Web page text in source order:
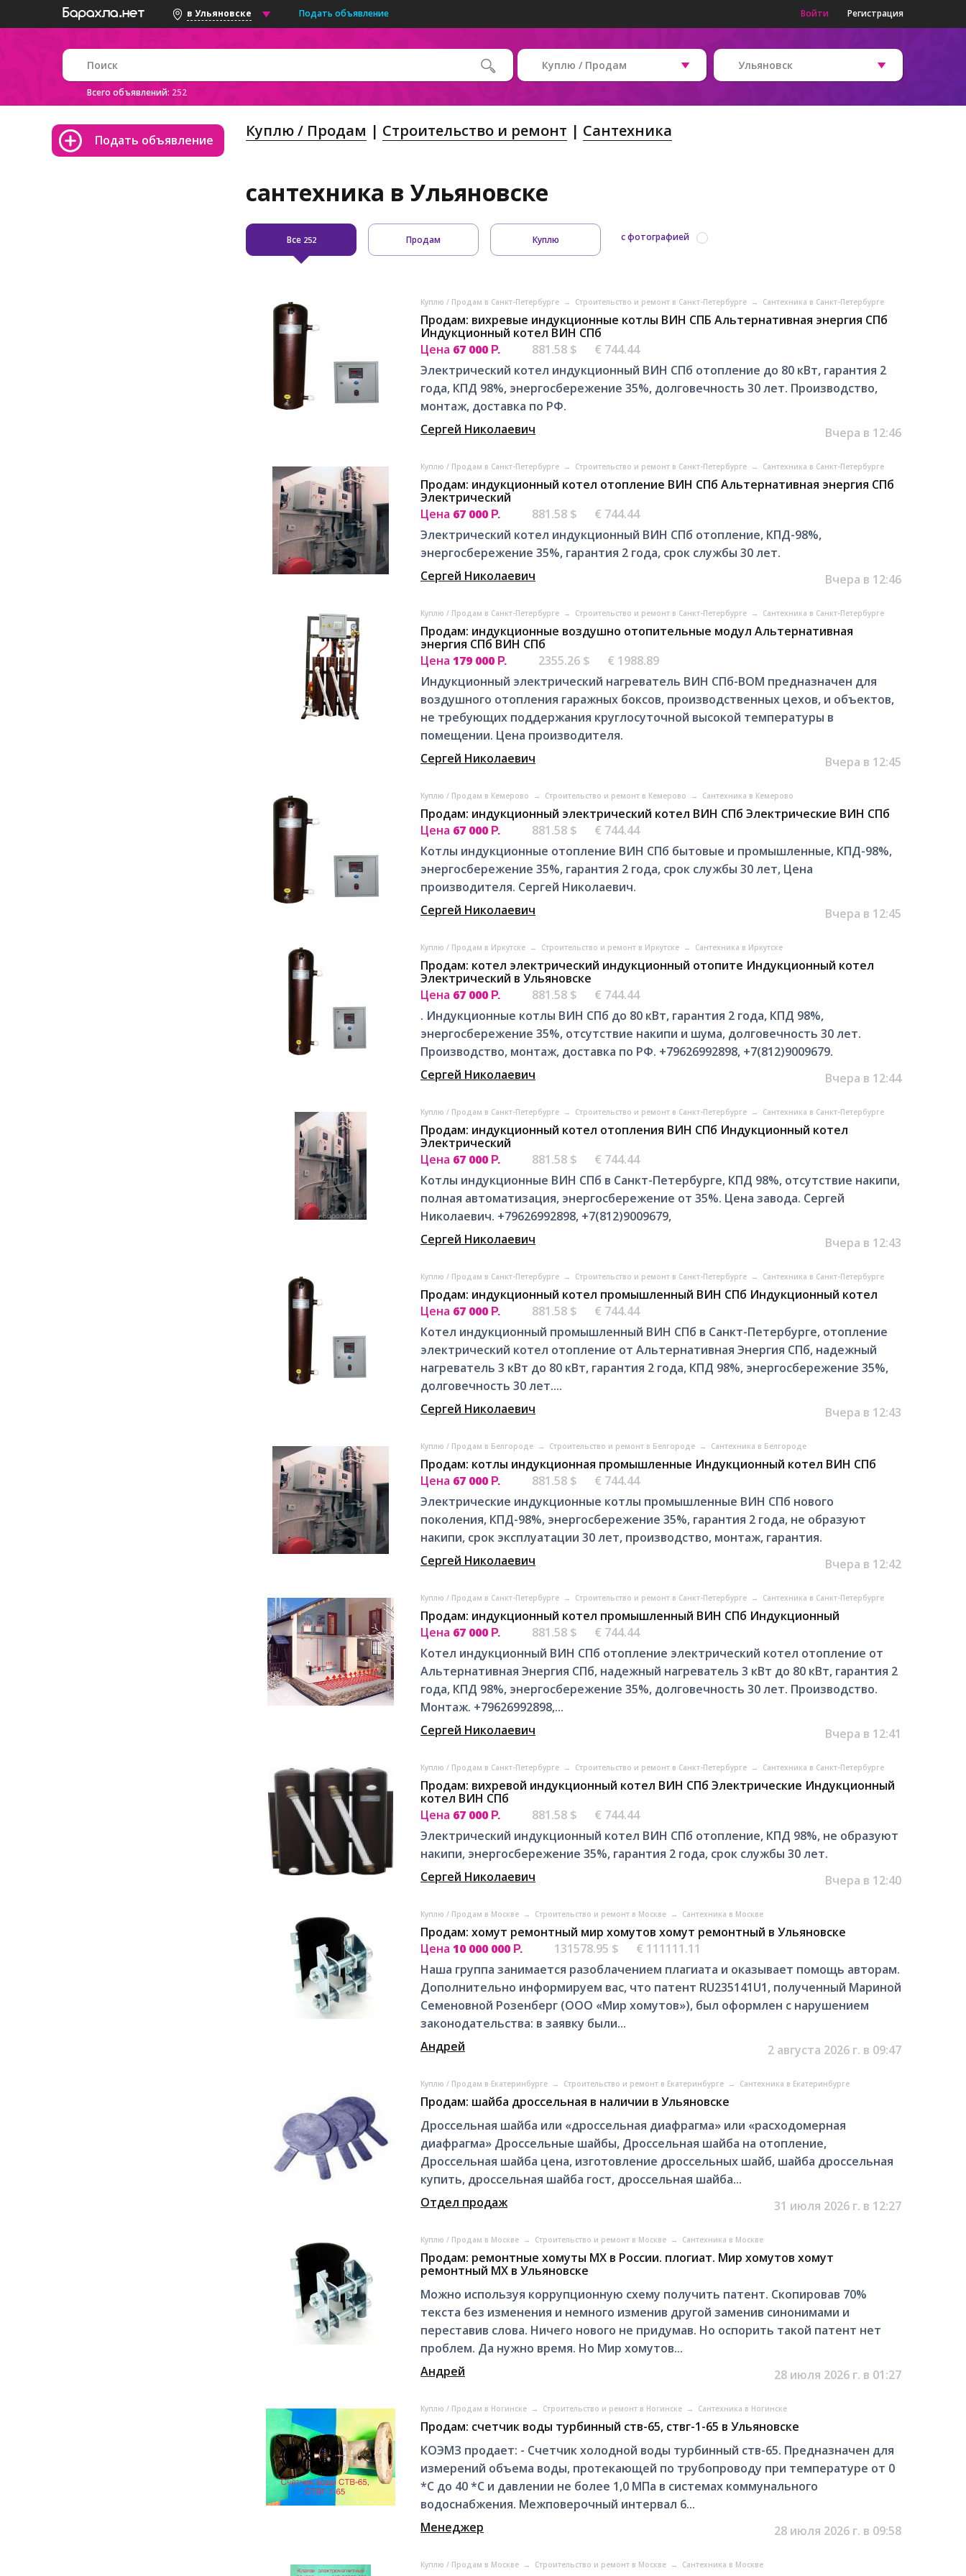
в Ульяновске Подать объявление Войти Регистрация
Всего объявлений: 252
Куплю / Продам Ульяновск
Подать объявление Куплю / Продам Строительство и ремонт Сантехника
сантехника в Ульяновске
Все 252 Продам Куплю с фотографией
Куплю / Продам в Санкт-Петербурге → Строительство и ремонт в Санкт-Петербурге → Сантехника в Санкт-Петербурге
Продам: вихревые индукционные котлы ВИН СПБ Альтернативная энергия СПб
Индукционный котел ВИН СПб
Цена 67 000 Р. 881.58 $
€ 744.44
Электрический котел индукционный ВИН СПб отопление до 80 кВт, гарантия 2
года, КПД 98%, энергосбережение 35%, долговечность 30 лет. Производство,
монтаж, доставка по РФ.
Сергей Николаевич
Вчера в 12:46
Куплю / Продам в Санкт-Петербурге → Строительство и ремонт в Санкт-Петербурге → Сантехника в Санкт-Петербурге
Продам: индукционный котел отопление ВИН СПб Альтернативная энергия СПб
Электрический
Цена 67 000 Р. 881.58 $
€ 744.44
Электрический котел индукционный ВИН СПб отопление, КПД-98%,
энергосбережение 35%, гарантия 2 года, срок службы 30 лет.
Сергей Николаевич
Вчера в 12:46
Куплю / Продам в Санкт-Петербурге → Строительство и ремонт в Санкт-Петербурге → Сантехника в Санкт-Петербурге
Продам: индукционные воздушно отопительные модул Альтернативная
энергия СПб ВИН СПб
Цена 179 000 Р. 2355.26 $
€ 1988.89
Индукционный электрический нагреватель ВИН СПб-ВОМ предназначен для
воздушного отопления гаражных боксов, производственных цехов, и объектов,
не требующих поддержания круглосуточной высокой температуры в
помещении. Цена производителя.
Сергей Николаевич
Вчера в 12:45
Куплю / Продам в Кемерово → Строительство и ремонт в Кемерово → Сантехника в Кемерово
Продам: индукционный электрический котел ВИН СПб Электрические ВИН СПб
Цена 67 000 Р. 881.58 $
€ 744.44
Котлы индукционные отопление ВИН СПб бытовые и промышленные, КПД-98%,
энергосбережение 35%, гарантия 2 года, срок службы 30 лет, Цена
производителя. Сергей Николаевич.
Сергей Николаевич
Вчера в 12:45
Куплю / Продам в Иркутске → Строительство и ремонт в Иркутске → Сантехника в Иркутске
Продам: котел электрический индукционный отопите Индукционный котел
Электрический в Ульяновске
Цена 67 000 Р. 881.58 $
€ 744.44
. Индукционные котлы ВИН СПб до 80 кВт, гарантия 2 года, КПД 98%,
энергосбережение 35%, отсутствие накипи и шума, долговечность 30 лет.
Производство, монтаж, доставка по РФ. +79626992898, +7(812)9009679.
Сергей Николаевич
Вчера в 12:44
Куплю / Продам в Санкт-Петербурге → Строительство и ремонт в Санкт-Петербурге → Сантехника в Санкт-Петербурге
Продам: индукционный котел отопления ВИН СПб Индукционный котел
Электрический
Цена 67 000 Р. 881.58 $
€ 744.44
Котлы индукционные ВИН СПб в Санкт-Петербурге, КПД 98%, отсутствие накипи,
полная автоматизация, энергосбережение от 35%. Цена завода. Сергей
Николаевич. +79626992898, +7(812)9009679,
Сергей Николаевич
Вчера в 12:43
Куплю / Продам в Санкт-Петербурге → Строительство и ремонт в Санкт-Петербурге → Сантехника в Санкт-Петербурге
Продам: индукционный котел промышленный ВИН СПб Индукционный котел
Цена 67 000 Р. 881.58 $
€ 744.44
Котел индукционный промышленный ВИН СПб в Санкт-Петербурге, отопление
электрический котел отопление от Альтернативная Энергия СПб, надежный
нагреватель 3 кВт до 80 кВт, гарантия 2 года, КПД 98%, энергосбережение 35%,
долговечность 30 лет....
Сергей Николаевич
Вчера в 12:43
Куплю / Продам в Белгороде → Строительство и ремонт в Белгороде → Сантехника в Белгороде
Продам: котлы индукционная промышленные Индукционный котел ВИН СПб
Цена 67 000 Р. 881.58 $
€ 744.44
Электрические индукционные котлы промышленные ВИН СПб нового
поколения, КПД-98%, энергосбережение 35%, гарантия 2 года, не образуют
накипи, срок эксплуатации 30 лет, производство, монтаж, гарантия.
Сергей Николаевич
Вчера в 12:42
Куплю / Продам в Санкт-Петербурге → Строительство и ремонт в Санкт-Петербурге → Сантехника в Санкт-Петербурге
Продам: индукционный котел промышленный ВИН СПб Индукционный
Цена 67 000 Р. 881.58 $
€ 744.44
Котел индукционный ВИН СПб отопление электрический котел отопление от
Альтернативная Энергия СПб, надежный нагреватель 3 кВт до 80 кВт, гарантия 2
года, КПД 98%, энергосбережение 35%, долговечность 30 лет. Производство.
Монтаж. +79626992898,...
Сергей Николаевич
Вчера в 12:41
Куплю / Продам в Санкт-Петербурге → Строительство и ремонт в Санкт-Петербурге → Сантехника в Санкт-Петербурге
Продам: вихревой индукционный котел ВИН СПб Электрические Индукционный
котел ВИН СПб
Цена 67 000 Р. 881.58 $
€ 744.44
Электрический индукционный котел ВИН СПб отопление, КПД 98%, не образуют
накипи, энергосбережение 35%, гарантия 2 года, срок службы 30 лет.
Сергей Николаевич
Вчера в 12:40
Куплю / Продам в Москве → Строительство и ремонт в Москве → Сантехника в Москве
Продам: хомут ремонтный мир хомутов хомут ремонтный в Ульяновске
Цена 10 000 000 Р. 131578.95 $
€ 111111.11
Наша группа занимается разоблачением плагиата и оказывает помощь авторам.
Дополнительно информируем вас, что патент RU235141U1, полученный Мариной
Семеновной Розенберг (ООО «Мир хомутов»), был оформлен с нарушением
законодательства: в заявку были...
Андрей
2 августа 2026 г. в 09:47
Куплю / Продам в Екатеринбурге → Строительство и ремонт в Екатеринбурге → Сантехника в Екатеринбурге
Продам: шайба дроссельная в наличии в Ульяновске
Дроссельная шайба или «дроссельная диафрагма» или «расходомерная
диафрагма» Дроссельные шайбы, Дроссельная шайба на отопление,
Дроссельная шайба цена, изготовление дроссельных шайб, шайба дроссельная
купить, дроссельная шайба гост, дроссельная шайба...
Отдел продаж
31 июля 2026 г. в 12:27
Куплю / Продам в Москве → Строительство и ремонт в Москве → Сантехника в Москве
Продам: ремонтные хомуты МХ в России. плогиат. Мир хомутов хомут
ремонтный МХ в Ульяновске
Можно используя коррупционную схему получить патент. Скопировав 70%
текста без изменения и немного изменив другой заменив синонимами и
переставив слова. Ничего нового не придумав. Но оспорить такой патент нет
проблем. Да нужно время. Но Мир хомутов...
Андрей
28 июля 2026 г. в 01:27
Куплю / Продам в Ногинске → Строительство и ремонт в Ногинске → Сантехника в Ногинске
Продам: счетчик воды турбинный ств-65, ствг-1-65 в Ульяновске
КОЭМЗ продает: - Счетчик холодной воды турбинный ств-65. Предназначен для
измерений объема воды, протекающей по трубопроводу при температуре от 0
*С до 40 *С и давлении не более 1,0 МПа в системах коммунального
водоснабжения. Межповерочный интервал 6...
Менеджер
28 июля 2026 г. в 09:58
Куплю / Продам в Москве → Строительство и ремонт в Москве → Сантехника в Москве